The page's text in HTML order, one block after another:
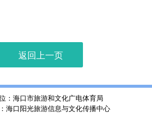
返回上一页
：海口市旅游和文化广电体育局
海口阳光旅游信息与文化传播中心